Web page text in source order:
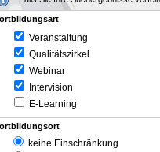
Veranstaltung
Qualitätszirkel
Webinar
Intervision
E-Learning
keine Einschränkung